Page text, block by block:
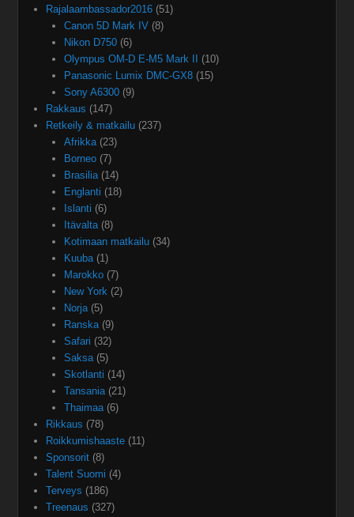
Rajalaambassador2016 (51)
Canon 5D Mark IV(8)
Nikon D750(6)
Olympus OM-D E-M5 Mark II
(10)
Panasonic Lumix DMC-GX8(15)
Sony A6300(9)
Rakkaus (147)
Retkeily & matkailu (237)
Afrikka(23)
Borneo(7)
Brasilia(14)
Englanti (18)
Islanti (6)
Itävalta(8)
Kotimaan matkailu(34)
Kuuba(1)
Marokko(7)
New York(2)
Norja(5)
Ranska(9)
Safari (32)
Saksa(5)
Skotlanti (14)
Tansania(21)
Thaimaa(6)
Rikkaus (78)
Roikkumishaaste (11)
Sponsorit (8)
Talent Suomi (4)
Terveys (186)
Treenaus (327)